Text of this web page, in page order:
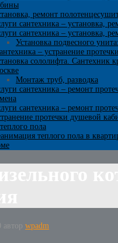
ремонт
сантехника – установка,
сантехника – установка,
Установка подвесного
– устранение протечки
сололифта. Сантехник
Монтаж труб, разводка
сантехника – ремонт
сантехника – ремонт
протечки душевой
пола
теплого пола в
автор wpadm